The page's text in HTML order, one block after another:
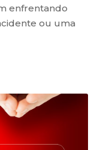
enfrentando
ou uma